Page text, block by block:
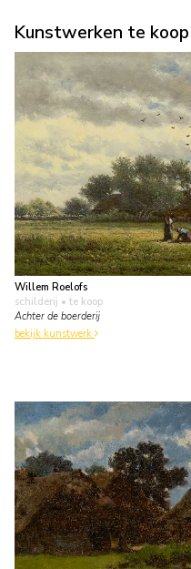
Kunstwerken te
Willem Roelofs
schilderij • te koop
Achter de boerderij
bekijk kunstwerk